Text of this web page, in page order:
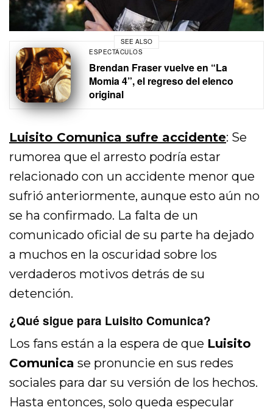
SEE ALSO
ESPECTÁCULOS
Brendan Fraser vuelve en “La
Momia 4”, el regreso del elenco
original
Luisito Comunica sufre accidente: Se
rumorea que el arresto podría estar
relacionado con un accidente menor que
sufrió anteriormente, aunque esto aún no
se ha confirmado. La falta de un
comunicado oficial de su parte ha dejado
a muchos en la oscuridad sobre los
verdaderos motivos detrás de su
detención.
¿Qué sigue para Luisito Comunica?
Los fans están a la espera de que Luisito
Comunica se pronuncie en sus redes
sociales para dar su versión de los hechos.
Hasta entonces, solo queda especular